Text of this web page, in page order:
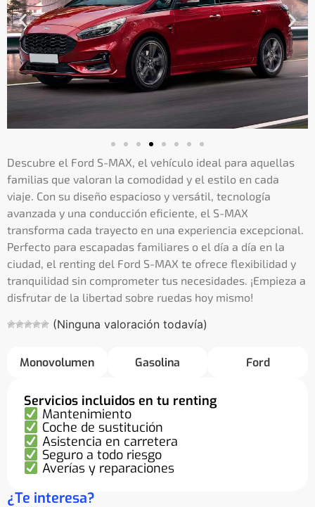
Descubre el Ford S-MAX, el vehículo ideal para aquellas
familias que valoran la comodidad y el estilo en cada
viaje. Con su diseño espacioso y versátil, tecnología
avanzada y una conducción eficiente, el S-MAX
transforma cada trayecto en una experiencia excepcional.
Perfecto para escapadas familiares o el día a día en la
ciudad, el renting del Ford S-MAX te ofrece flexibilidad y
tranquilidad sin comprometer tus necesidades. ¡Empieza a
disfrutar de la libertad sobre ruedas hoy mismo!
(Ninguna valoración todavía)
Monovolumen Gasolina Ford
Servicios incluidos en tu renting
Mantenimiento
Coche de sustitución
Asistencia en carretera
Seguro a todo riesgo
Averías y reparaciones
¿Te interesa?